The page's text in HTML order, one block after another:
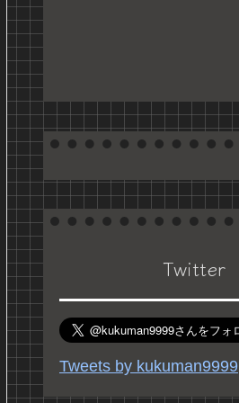
Twitter
Tweets by kukuman9999